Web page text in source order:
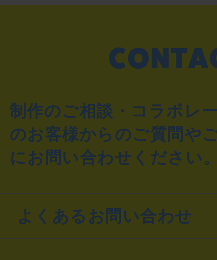
制作のご相談・コラボレ
のお客様からのご質問や
にお問い合わせください
よくあるお問い合わせ